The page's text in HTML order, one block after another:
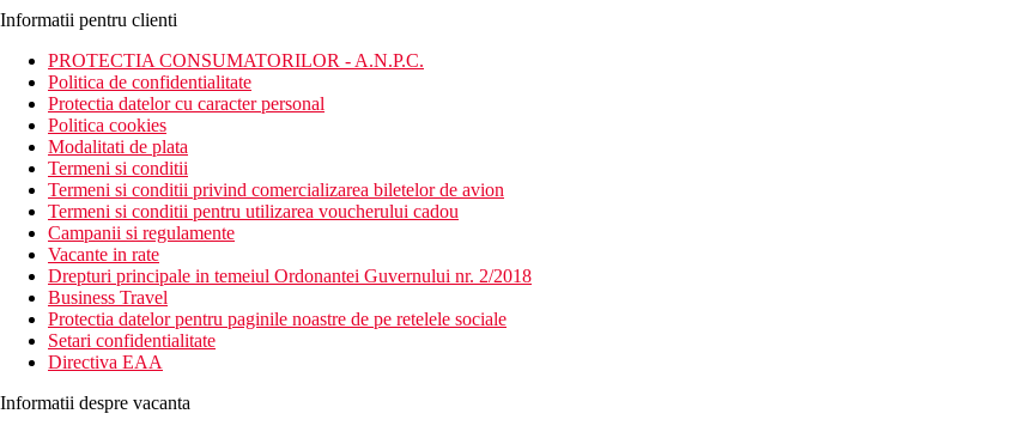
Informatii pentru clienti
PROTECTIA CONSUMATORILOR - A.N.P.C.
Politica de confidentialitate
Protectia datelor cu caracter personal
Politica cookies
Modalitati de plata
Termeni si conditii
Termeni si conditii privind comercializarea biletelor de avion
Termeni si conditii pentru utilizarea voucherului cadou
Campanii si regulamente
Vacante in rate
Drepturi principale in temeiul Ordonantei Guvernului nr. 2/2018
Business Travel
Protectia datelor pentru paginile noastre de pe retelele sociale
Setari confidentialitate
Directiva EAA
Informatii despre vacanta